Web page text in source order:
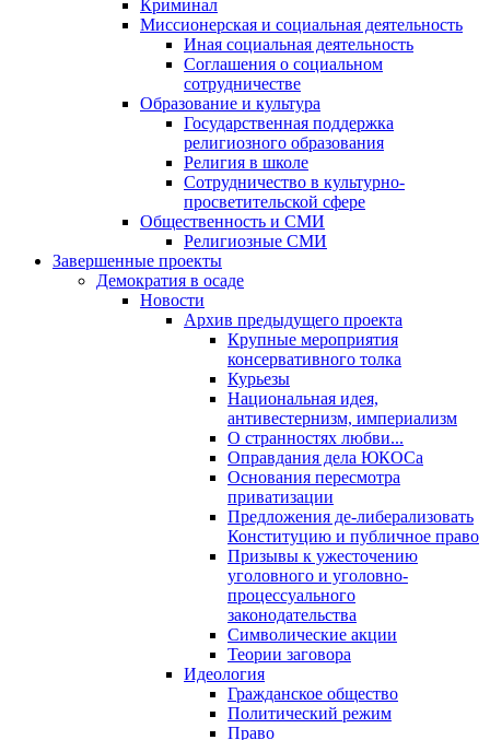
Криминал
Миссионерская и социальная деятельность
Иная социальная деятельность
Соглашения о социальном
сотрудничестве
Образование и культура
Государственная поддержка
религиозного образования
Религия в школе
Сотрудничество в культурно-
просветительской сфере
Общественность и СМИ
Религиозные СМИ
Завершенные проекты
Демократия в осаде
Новости
Архив предыдущего проекта
Крупные мероприятия
консервативного толка
Курьезы
Национальная идея,
антивестернизм, империализм
О странностях любви...
Оправдания дела ЮКОСа
Основания пересмотра
приватизации
Предложения де-либерализовать
Конституцию и публичное право
Призывы к ужесточению
уголовного и уголовно-
процессуального
законодательства
Символические акции
Теории заговора
Идеология
Гражданское общество
Политический режим
Право